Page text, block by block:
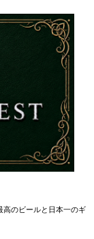
高のビールと日本一のギ